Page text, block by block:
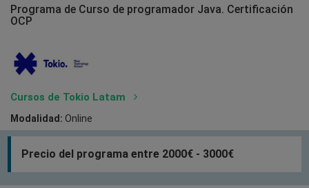
Programa de Curso de programador Java. Certificación
OCP
Cursos de Tokio Latam
Modalidad: Online
Precio del programa entre 2000€ - 3000€